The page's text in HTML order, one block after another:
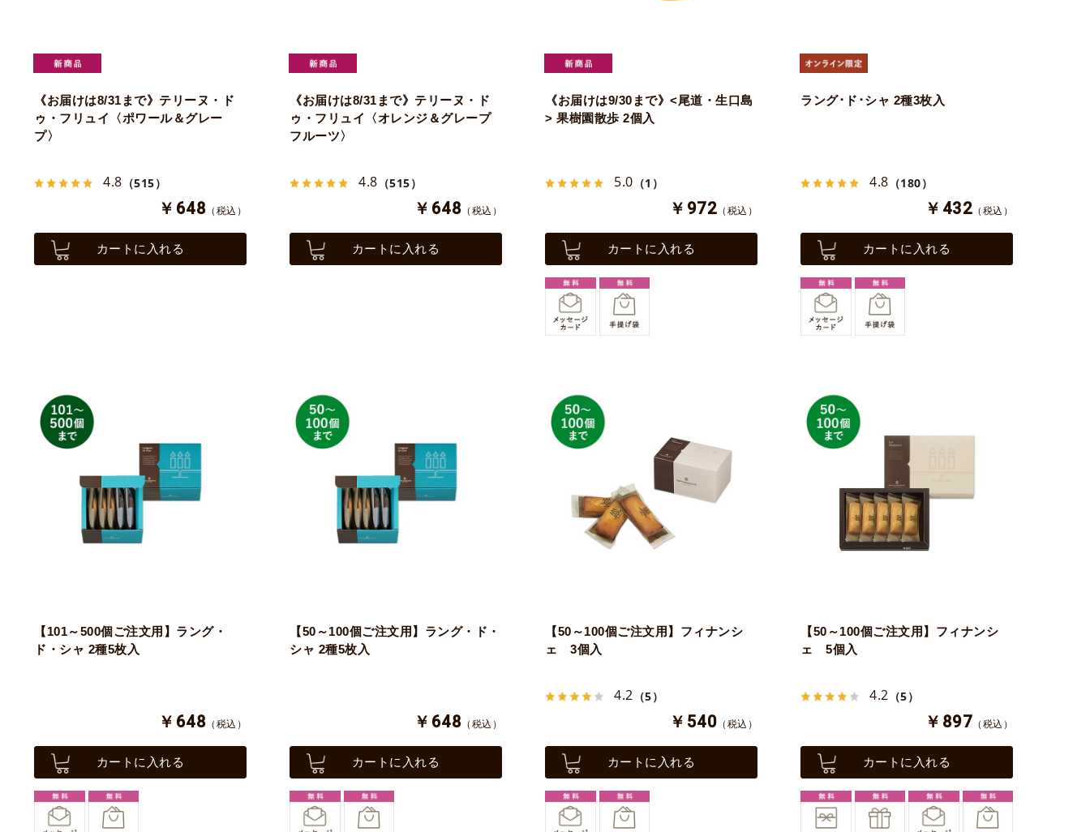
《お届けは8/31まで》テリーヌ・ド
ゥ・フリュイ〈ポワール＆グレー
プ〉
4.8 （515）
￥648 （税込）
カートに入れる
《お届けは8/31まで》テリーヌ・ド
ゥ・フリュイ〈オレンジ＆グレープ
フルーツ〉
4.8 （515）
￥648 （税込）
カートに入れる
《お届けは9/30まで》<尾道・生口島
> 果樹園散歩 2個入
5.0 （1）
￥972 （税込）
カートに入れる
ラング･ド･シャ 2種3枚入
4.8 （180）
￥432 （税込）
カートに入れる
【101～500個ご注文用】ラング・
ド・シャ 2種5枚入
￥648 （税込）
カートに入れる
【50～100個ご注文用】ラング・ド・
シャ 2種5枚入
￥648 （税込）
カートに入れる
【50～100個ご注文用】フィナンシ
ェ 3個入
4.2 （5）
￥540 （税込）
カートに入れる
【50～100個ご注文用】フィナンシ
ェ 5個入
4.2 （5）
￥897 （税込）
カートに入れる